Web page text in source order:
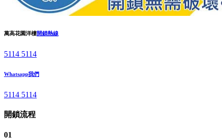
萬高花園洋樓開鎖熱線
5114 5114
Whatsapp我們
5114 5114
開鎖流程
01